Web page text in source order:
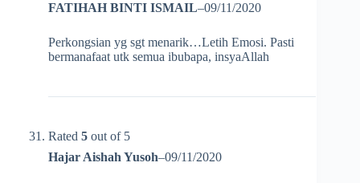
FATIHAH BINTI ISMAIL–09/11/2020
Perkongsian yg sgt menarik…Letih Emosi. Pasti
bermanafaat utk semua ibubapa, insyaAllah
Rated 5 out of 5
Hajar Aishah Yusoh–09/11/2020